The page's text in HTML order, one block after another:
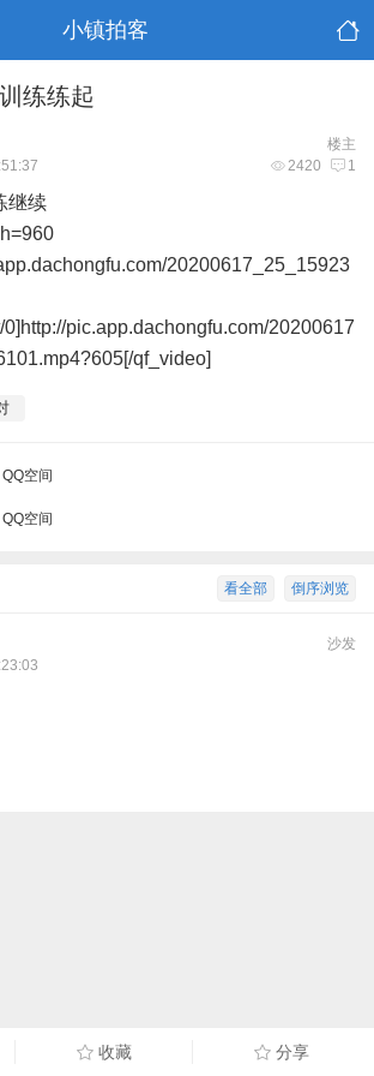
小镇拍客
练练起
楼主
2420 1
继续
20200617_25_15923
pic.app.dachongfu.com/20200617
qf_video]
QQ空间
QQ空间
倒序浏览
看全部
沙发
收藏 分享